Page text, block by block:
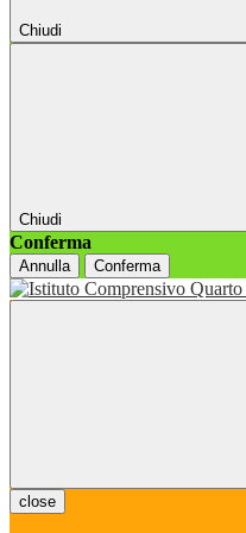
Chiudi
Chiudi
Conferma
Annulla Conferma
close